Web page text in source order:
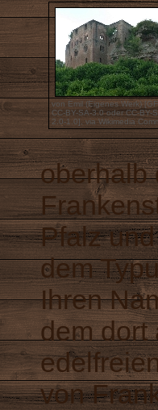
von Emil (Eigenes Werk) [
CC-BY-SA-3.0oderCC-BY-
2.0-1.0], via Wikimedia
oberhalb
Pfalz
dem
Ihren
dem dort
von